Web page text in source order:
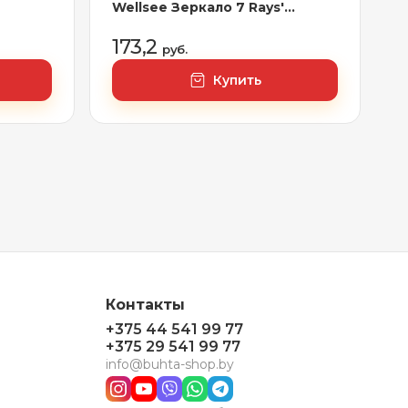
Wellsee Зеркало 7 Rays'
см
173,2 руб.
Купить
Контакты
+375 44 541 99 77
+375 29 541 99 77
info@buhta-shop.by